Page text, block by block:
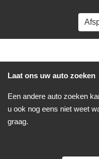
Laat ons uw auto zoeken
Een andere auto zoeken
u ook nog eens niet weet
graag.